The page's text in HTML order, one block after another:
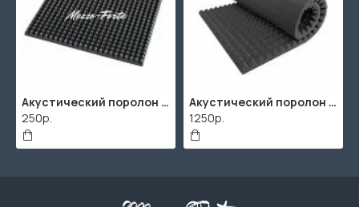
Акустический поролон "Пирамида" / 480x480х30мм / Темно-серый
250р.
Акустический поролон "Пирамида" / 2000х1000мм
1250р.